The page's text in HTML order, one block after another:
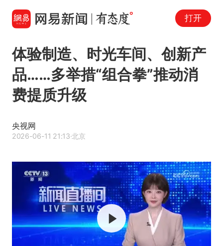
打开
体验制造、时光车间、创新产
品……多举措“组合拳”推动消
费提质升级
央视网
2026-06-11 21:13·北京